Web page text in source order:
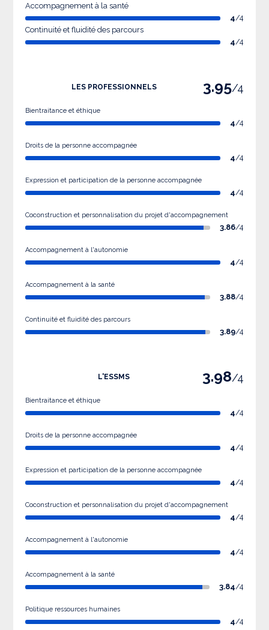
Accompagnement à la santé
4/4
Continuité et fluidité des parcours
4/4
LES PROFESSIONNELS 3.95/4
Bientraitance et éthique
4/4
Droits de la personne accompagnée
4/4
Expression et participation de la personne accompagnée
4/4
Coconstruction et personnalisation du projet d'accompagnement
3.86/4
Accompagnement à l'autonomie
4/4
Accompagnement à la santé
3.88/4
Continuité et fluidité des parcours
3.89/4
L'ESSMS 3.98/4
Bientraitance et éthique
4/4
Droits de la personne accompagnée
4/4
Expression et participation de la personne accompagnée
4/4
Coconstruction et personnalisation du projet d'accompagnement
4/4
Accompagnement à l'autonomie
4/4
Accompagnement à la santé
3.84/4
Politique ressources humaines
4/4